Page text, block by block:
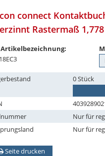
connect
Rastermaß
Artikelbezeichnung:
0 Stück
Nur für
Nur für
Seite drucken